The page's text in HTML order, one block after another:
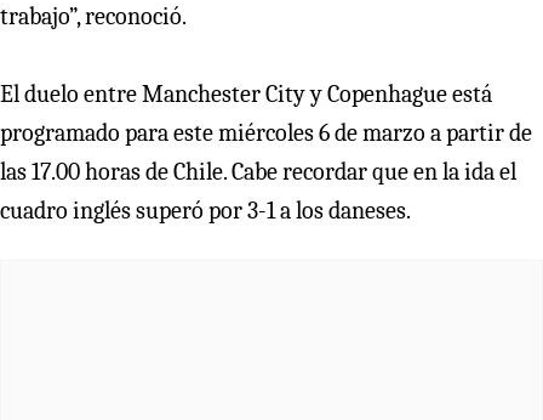
trabajo”, reconoció.
El duelo entre Manchester City y Copenhague está
programado para este miércoles 6 de marzo a partir de
las 17.00 horas de Chile. Cabe recordar que en la ida el
cuadro inglés superó por 3-1 a los daneses.